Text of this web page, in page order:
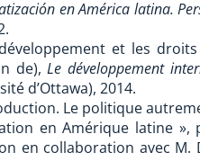
en América latina.
et les
de),Le développement
d’Ottawa), 2014.
Le politique
en Amérique latine
en collaboration avec M.